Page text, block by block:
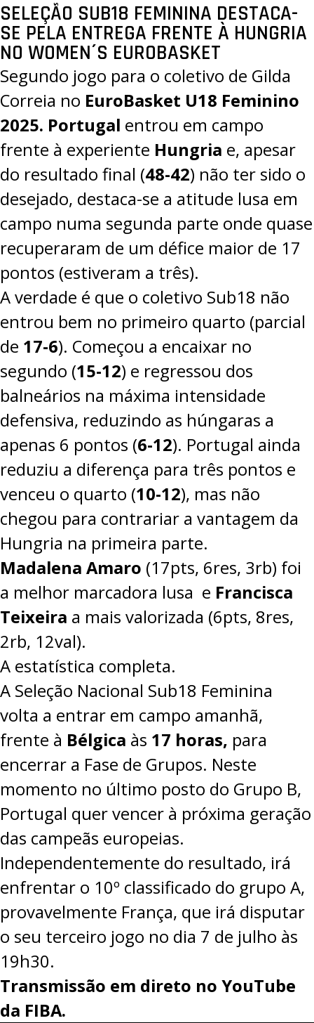
SELEÇÃO SUB18 FEMININA DESTACA-
SE PELA ENTREGA FRENTE À HUNGRIA
NO WOMEN´S EUROBASKET
Segundo jogo para o coletivo de Gilda
Correia no EuroBasket U18 Feminino
2025. Portugal entrou em campo
frente à experiente Hungria e, apesar
do resultado final (48-42) não ter sido o
desejado, destaca-se a atitude lusa em
campo numa segunda parte onde quase
recuperaram de um défice maior de 17
pontos (estiveram a três).
A verdade é que o coletivo Sub18 não
entrou bem no primeiro quarto (parcial
de 17-6). Começou a encaixar no
segundo (15-12) e regressou dos
balneários na máxima intensidade
defensiva, reduzindo as húngaras a
apenas 6 pontos (6-12). Portugal ainda
reduziu a diferença para três pontos e
venceu o quarto (10-12), mas não
chegou para contrariar a vantagem da
Hungria na primeira parte.
Madalena Amaro (17pts, 6res, 3rb) foi
a melhor marcadora lusa e Francisca
Teixeira a mais valorizada (6pts, 8res,
2rb, 12val).
A estatística completa.
A Seleção Nacional Sub18 Feminina
volta a entrar em campo amanhã,
frente à Bélgica às 17 horas, para
encerrar a Fase de Grupos. Neste
momento no último posto do Grupo B,
Portugal quer vencer à próxima geração
das campeãs europeias.
Independentemente do resultado, irá
enfrentar o 10º classificado do grupo A,
provavelmente França, que irá disputar
o seu terceiro jogo no dia 7 de julho às
19h30.
Transmissão em direto no YouTube
da FIBA.